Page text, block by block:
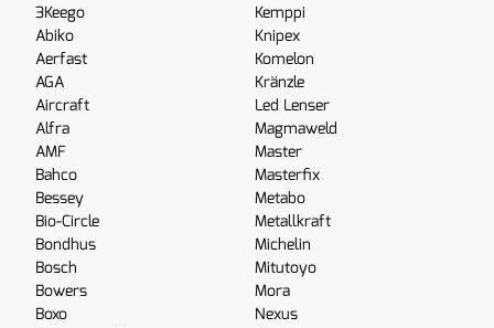
3Keego
Abiko
Aerfast
AGA
Aircraft
Alfra
AMF
Bahco
Bessey
Bio-Circle
Bondhus
Bosch
Bowers
Boxo
Kemppi
Knipex
Komelon
Kränzle
Led Lenser
Magmaweld
Master
Masterfix
Metabo
Metallkraft
Michelin
Mitutoyo
Mora
Nexus